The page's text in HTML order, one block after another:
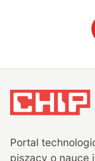
Portal
piszący o nauce